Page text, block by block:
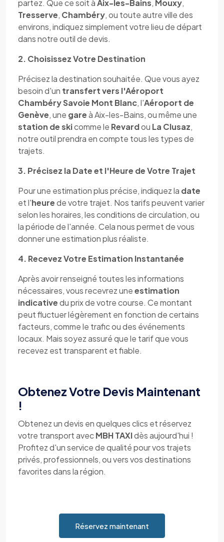
partez. Que ce soit àAix-les-Bains, Mouxy,
Tresserve, Chambéry, ou toute autre ville des
environs, indiquez simplement votre lieu de départ
dans notre outil de devis.
2. Choisissez Votre Destination
Précisez la destination souhaitée. Que vous ayez
besoin d'un transfert vers l'Aéroport
Chambéry Savoie Mont Blanc, l'Aéroport de
Genève, une gareà Aix-les-Bains, ou même une
station de skicomme le Revardou La Clusaz,
notre outil prendra en compte tous les types de
trajets.
3. Précisez la Date et l'Heure de Votre Trajet
Pour une estimation plus précise, indiquez la date
et l'heurede votre trajet. Nos tarifs peuvent varier
selon les horaires, les conditions de circulation, ou
la période de l'année. Cela nous permet de vous
donner une estimation plus réaliste.
4. Recevez Votre Estimation Instantanée
Après avoir renseigné toutes les informations
nécessaires, vous recevrez uneestimation
indicativedu prix de votre course. Ce montant
peut fluctuer légèrement en fonction de certains
facteurs, comme le trafic ou des événements
locaux. Mais soyez assuré que le tarif que vous
recevez est transparent et fiable.
Obtenez Votre Devis Maintenant
!
Obtenez un devis en quelques clics et réservez
votre transport avecMBH TAXIdès aujourd'hui !
Profitez d'un service de qualité pour vos trajets
privés, professionnels, ou vers vos destinations
favorites dans la région.
Réservez maintenant